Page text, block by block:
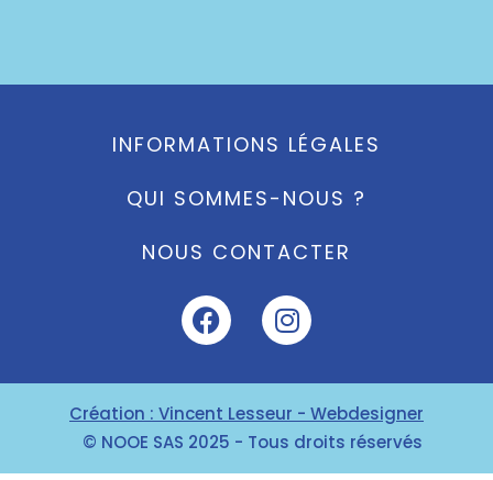
INFORMATIONS LÉGALES
QUI SOMMES-NOUS ?
NOUS CONTACTER
Création : Vincent Lesseur - Webdesigner
© NOOE SAS 2025 - Tous droits réservés